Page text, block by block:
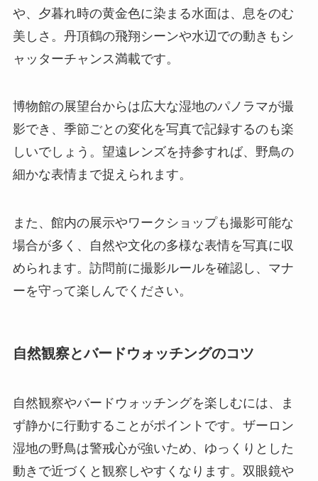
や、夕暮れ時の黄金色に染まる水面は、息をのむ
美しさ。丹頂鶴の飛翔シーンや水辺での動きもシ
ャッターチャンス満載です。
博物館の展望台からは広大な湿地のパノラマが撮
影でき、季節ごとの変化を写真で記録するのも楽
しいでしょう。望遠レンズを持参すれば、野鳥の
細かな表情まで捉えられます。
また、館内の展示やワークショップも撮影可能な
場合が多く、自然や文化の多様な表情を写真に収
められます。訪問前に撮影ルールを確認し、マナ
ーを守って楽しんでください。
自然観察とバードウォッチングのコツ
自然観察やバードウォッチングを楽しむには、ま
ず静かに行動することがポイントです。ザーロン
湿地の野鳥は警戒心が強いため、ゆっくりとした
動きで近づくと観察しやすくなります。双眼鏡や